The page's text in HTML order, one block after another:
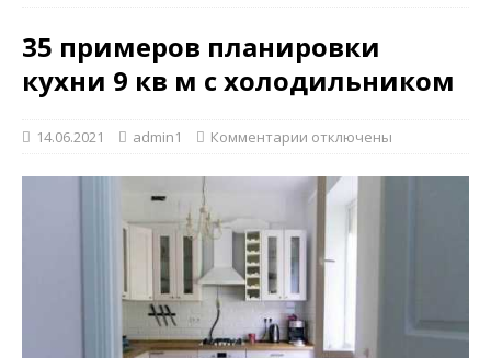
35 примеров планировки
кухни 9 кв м с холодильником
14.06.2021 admin1 Комментарии отключены